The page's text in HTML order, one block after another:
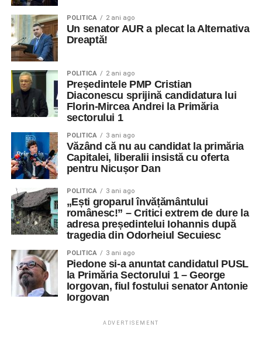
POLITICA 2 ani ago
Un senator AUR a plecat la Alternativa
Dreaptă!
POLITICA 2 ani ago
Președintele PMP Cristian
Diaconescu sprijină candidatura lui
Florin-Mircea Andrei la Primăria
sectorului 1
POLITICA 3 ani ago
Văzând că nu au candidat la primăria
Capitalei, liberalii insistă cu oferta
pentru Nicușor Dan
POLITICA 3 ani ago
„Ești groparul învățământului
românesc!” – Critici extrem de dure la
adresa președintelui Iohannis după
tragedia din Odorheiul Secuiesc
POLITICA 3 ani ago
Piedone si-a anuntat candidatul PUSL
la Primăria Sectorului 1 – George
Iorgovan, fiul fostului senator Antonie
Iorgovan
ADVERTISEMENT